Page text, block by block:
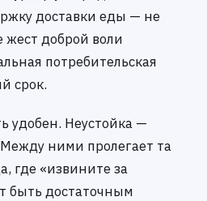
доставки еды — не
жест доброй воли
потребительская
срок.
удобен. Неустойка —
ними пролегает та
где «извините за
быть достаточным